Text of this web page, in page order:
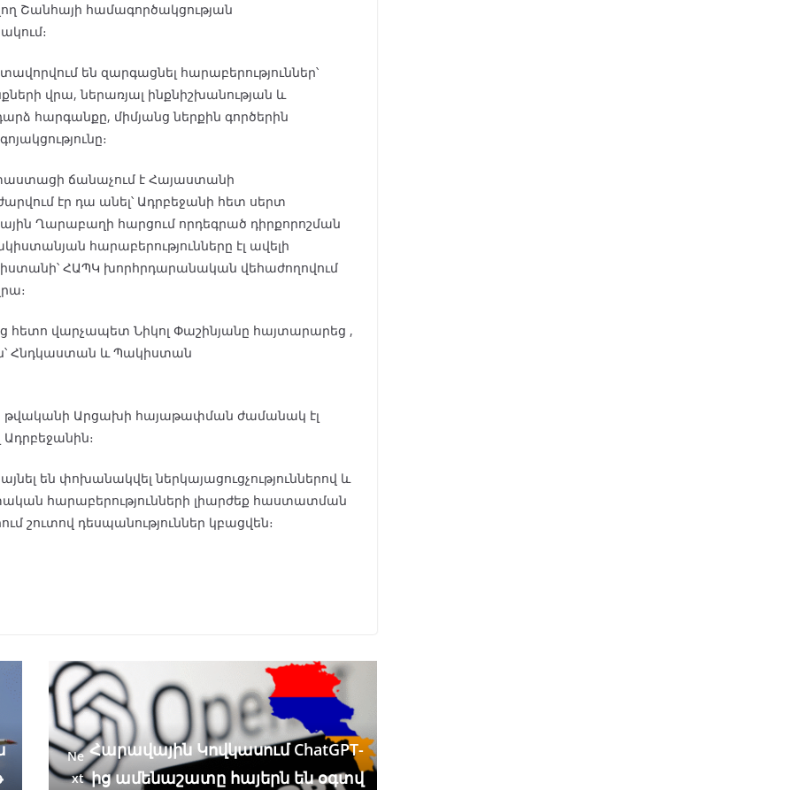
Շանհայի համագործակցության
են զարգացնել հարաբերություններ՝
վրա, ներառյալ ինքնիշխանության և
հարգանքը, միմյանց ներքին գործերին
ճանաչում է Հայաստանի
էր դա անել՝ Ադրբեջանի հետ սերտ
Ղարաբաղի հարցում որդեգրած դիրքորոշման
հարաբերությունները էլ ավելի
ՀԱՊԿ խորհրդարանական վեհաժողովում
հետո վարչապետ Նիկոլ Փաշինյանը հայտարարեց ,
Հնդկաստան և Պակիստան
թվականի Արցախի հայաթափման ժամանակ էլ
են փոխանակվել ներկայացուցչություններով և
հարաբերությունների լիարժեք հաստատման
շուտով դեսպանություններ կբացվեն։
Ne
xt
Հարավային Կովկասում ChatGPT-
ից ամենաշատը հայերն են օգտվ